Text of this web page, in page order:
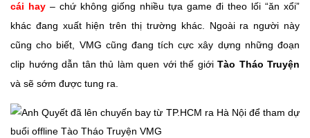
cái hay – chứ không giống nhiều tựa game đi theo lối “ăn xổi”
khác đang xuất hiện trên thị trường khác. Ngoài ra người này
cũng cho biết, VMG cũng đang tích cực xây dựng những đoạn
clip hướng dẫn tân thủ làm quen với thế giới Tào Tháo Truyện
và sẽ sớm được tung ra.